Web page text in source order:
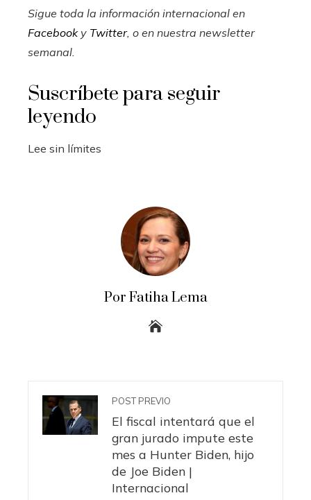
Sigue toda la información internacional en
Facebooky Twitter, o en nuestra newsletter
semanal.
Suscríbete para seguir
leyendo
Lee sin límites
Por Fatiha Lema
POST PREVIO
El fiscal intentará que el
gran jurado impute este
mes a Hunter Biden, hijo
de Joe Biden |
Internacional